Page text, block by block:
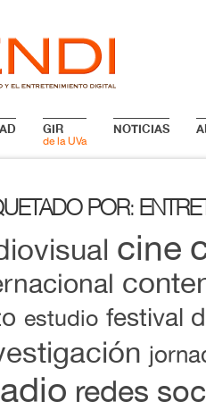
GIR
de la UVa
NOTICIAS
POR:
cine
estudio festival
redes